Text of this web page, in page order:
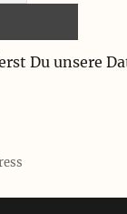
Du unsere